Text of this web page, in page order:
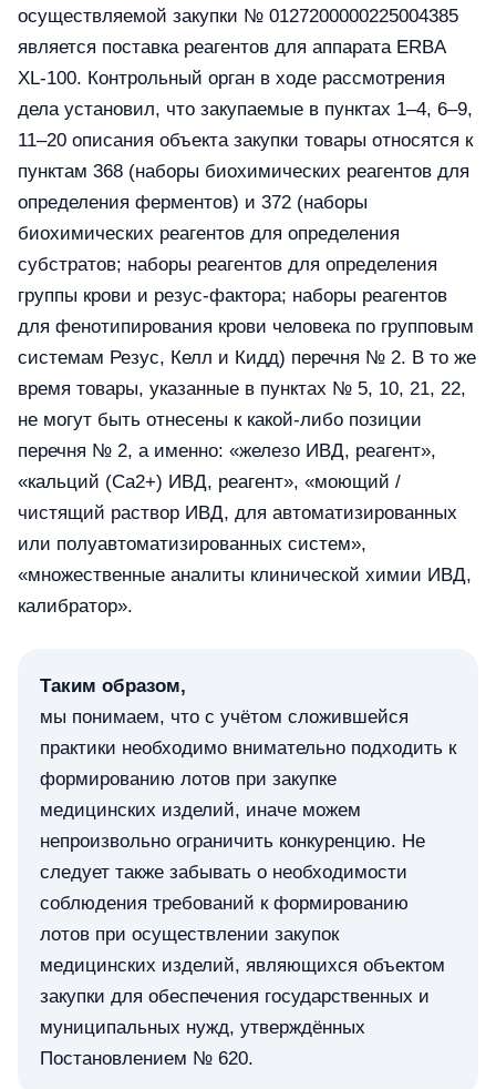
осуществляемой закупки № 0127200000225004385
является поставка реагентов для аппарата ERBA
XL-100. Контрольный орган в ходе рассмотрения
дела установил, что закупаемые в пунктах 1–4, 6–9,
11–20 описания объекта закупки товары относятся к
пунктам 368 (наборы биохимических реагентов для
определения ферментов) и 372 (наборы
биохимических реагентов для определения
субстратов; наборы реагентов для определения
группы крови и резус-фактора; наборы реагентов
для фенотипирования крови человека по групповым
системам Резус, Келл и Кидд) перечня № 2. В то же
время товары, указанные в пунктах № 5, 10, 21, 22,
не могут быть отнесены к какой-либо позиции
перечня № 2, а именно: «железо ИВД, реагент»,
«кальций (Ca2+) ИВД, реагент», «моющий /
чистящий раствор ИВД, для автоматизированных
или полуавтоматизированных систем»,
«множественные аналиты клинической химии ИВД,
калибратор».
Таким образом,
мы понимаем, что с учётом сложившейся
практики необходимо внимательно подходить к
формированию лотов при закупке
медицинских изделий, иначе можем
непроизвольно ограничить конкуренцию. Не
следует также забывать о необходимости
соблюдения требований к формированию
лотов при осуществлении закупок
медицинских изделий, являющихся объектом
закупки для обеспечения государственных и
муниципальных нужд, утверждённых
Постановлением № 620.